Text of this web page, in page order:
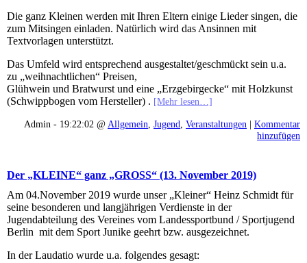
Die ganz Kleinen werden mit Ihren Eltern einige Lieder singen, die
zum Mitsingen einladen. Natürlich wird das Ansinnen mit
Textvorlagen unterstützt.
Das Umfeld wird entsprechend ausgestaltet/geschmückt sein u.a.
zu „weihnachtlichen“ Preisen,
Glühwein und Bratwurst und eine „Erzgebirgecke“ mit Holzkunst
(Schwippbogen vom Hersteller) . [Mehr lesen…]
Admin - 19:22:02 @Allgemein, Jugend, Veranstaltungen | Kommentar
hinzufügen
Der „KLEINE“ ganz „GROSS“ (13. November 2019)
Am 04.November 2019 wurde unser „Kleiner“ Heinz Schmidt für
seine besonderen und langjährigen Verdienste in der
Jugendabteilung des Vereines vom Landessportbund / Sportjugend
Berlin mit dem Sport Junike geehrt bzw. ausgezeichnet.
In der Laudatio wurde u.a. folgendes gesagt: